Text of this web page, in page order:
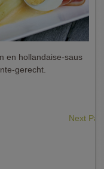
en hollandaise-saus
gerecht.
Next